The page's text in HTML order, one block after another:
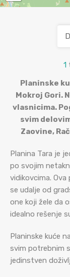
1
Planinske
Mokroj Gori.
vlasnicima.
svim
Zaovine,
Planina Tara je
po svojim
vidikovcima.
se udalje od
one koji žele da
idealno rešenje
Planinske kuće
svim potrebnim
jedinstven